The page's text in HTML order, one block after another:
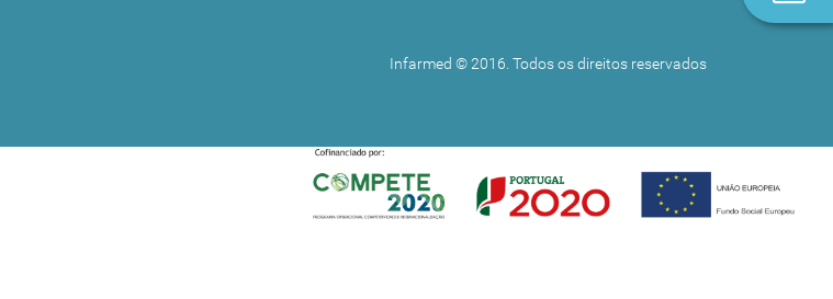
Infarmed © 2016. Todos os direitos reservados